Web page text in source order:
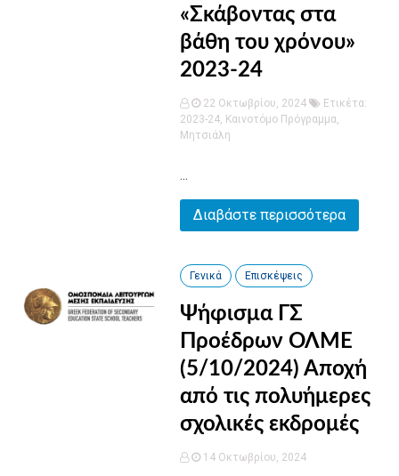
«Σκάβοντας στα
βάθη του χρόνου»
2023-24
22 Οκτωβρίου, 2024
Ετικέτα:
2023-24, Καινοτόμο Πρόγραμμα,
Μητσιάλη
...
Διαβάστε περισσότερα
Γενικά Επισκέψεις
Ψήφισμα ΓΣ
Προέδρων ΟΛΜΕ
(5/10/2024) Αποχή
από τις πολυήμερες
σχολικές εκδρομές
14 Οκτωβρίου, 2024